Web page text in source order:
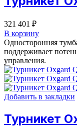
321 401 ₽
В корзину
Односторонняя
поддерживает
управления.
Добавить в закладки
Турникет